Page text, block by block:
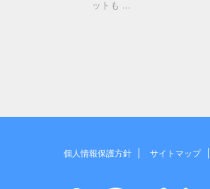
ットも ...
個人情報保護方針 サイトマップ